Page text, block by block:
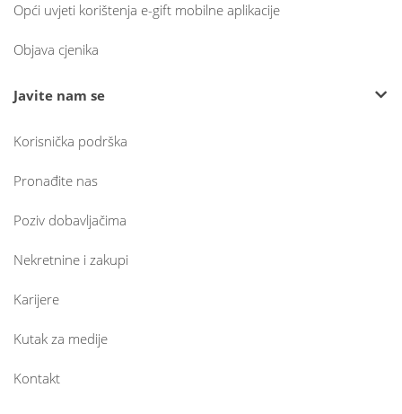
Opći uvjeti korištenja e-gift mobilne aplikacije
Objava cjenika
Javite nam se
Korisnička podrška
Pronađite nas
Poziv dobavljačima
Nekretnine i zakupi
Karijere
Kutak za medije
Kontakt